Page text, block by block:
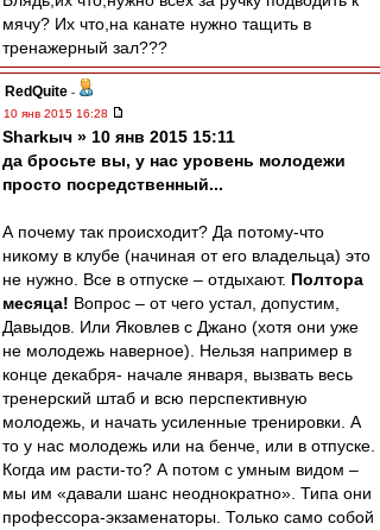
мячу? Их что,на канате нужно тащить в
тренажерный зал???
RedQuite -
10 янв 2015 16:28
Sharkыч » 10 янв 2015 15:11
да бросьте вы, у нас уровень молодежи
просто посредственный...
А почему так происходит? Да потому-что
никому в клубе (начиная от его владельца) это
не нужно. Все в отпуске – отдыхают. Полтора
месяца! Вопрос – от чего устал, допустим,
Давыдов. Или Яковлев с Джано (хотя они уже
не молодежь наверное). Нельзя например в
конце декабря- начале января, вызвать весь
тренерский штаб и всю перспективную
молодежь, и начать усиленные тренировки. А
то у нас молодежь или на бенче, или в отпуске.
Когда им расти-то? А потом с умным видом –
мы им «давали шанс неоднократно». Типа они
профессора-экзаменаторы. Только само собой